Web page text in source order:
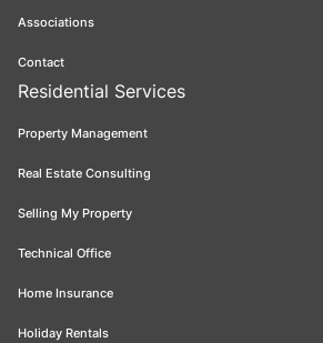
Associations
Contact
Residential Services
Property Management
Real Estate Consulting
Selling My Property
Technical Office
Home Insurance
Holiday Rentals